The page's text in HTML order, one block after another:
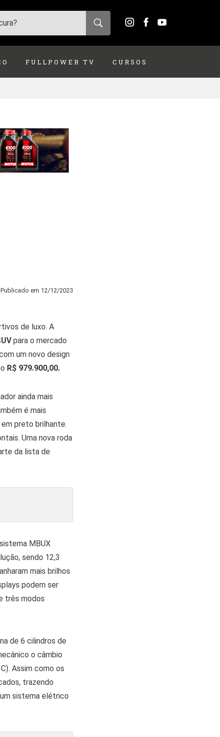
FULLPOWER TV CURSOS
Publicado em 12/12/2023
de luxo. A
para o mercado
um novo design
R$ 979.900,00.
ainda mais
é mais
preto brilhante.
Uma nova roda
da lista de
MBUX
sendo 12,3
mais brilhos
podem ser
três modos
de 6 cilindros de
o câmbio
Assim como os
trazendo
sistema elétrico